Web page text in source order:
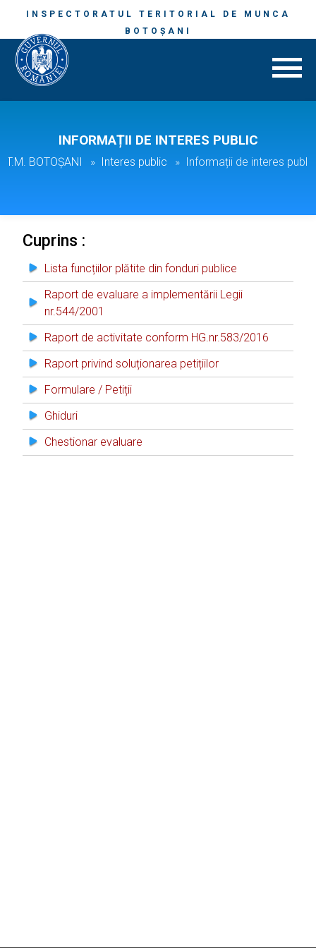
INSPECTORATUL TERITORIAL DE MUNCA
BOTOȘANI
INFORMAȚII DE INTERES PUBLIC
I.T.M. BOTOȘANI Interes public Informații de interes public
Cuprins :
Lista funcțiilor plătite din fonduri publice
Raport de evaluare a implementării Legii
nr.544/2001
Raport de activitate conform HG.nr.583/2016
Raport privind soluționarea petițiilor
Formulare / Petiții
Ghiduri
Chestionar evaluare